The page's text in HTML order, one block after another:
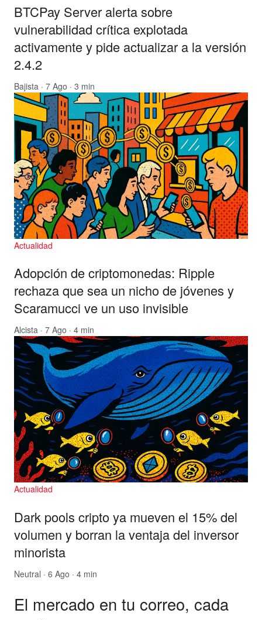
BTCPay Server alerta sobre
vulnerabilidad crítica explotada
activamente y pide actualizar a la versión
2.4.2
Bajista · 7 Ago · 3 min
Actualidad
Adopción de criptomonedas: Ripple
rechaza que sea un nicho de jóvenes y
Scaramucci ve un uso invisible
Alcista · 7 Ago · 4 min
Actualidad
Dark pools cripto ya mueven el 15% del
volumen y borran la ventaja del inversor
minorista
Neutral · 6 Ago · 4 min
El mercado en tu correo, cada